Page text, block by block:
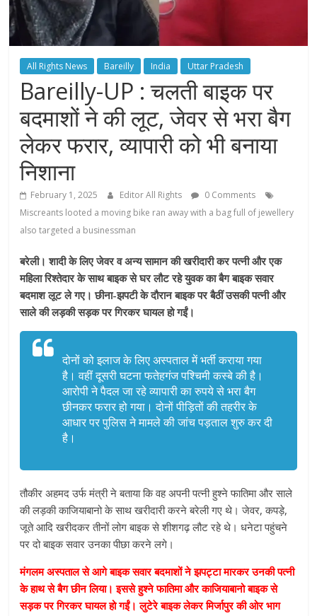
All Rights News Bareilly India Uttar Pradesh
Bareilly-UP : चलती बाइक पर
बदमाशों ने की लूट, जेवर से भरा बैग
लेकर फरार, व्यापारी को भी बनाया
निशाना
February 1, 2025 Editor All Rights
0 Comments
Miscreants looted a moving bike ran away with a bag full of jewellery
also targeted a businessman
बरेली। शादी के लिए जेवर व अन्य सामान की खरीदारी कर पत्नी और एक
महिला रिश्तेदार के साथ बाइक से घर लौट रहे युवक का बैग बाइक सवार
बदमाश लूट ले गए। छीना-झपटी के दौरान बाइक पर बैठीं उसकी पत्नी और
साले की लड़की सड़क पर गिरकर घायल हो गईं।
दोनों को इलाज के लिए अस्पताल में भर्ती कराया गया
है। वहीं दूसरी घटना फतेहगंज पश्चिमी कस्बे की है।
आरोपी ने पैदल जा रहे व्यापारी का रुपये से भरा बैग
छीनकर फरार हो गया। दोनों पीड़ितों की तहरीर के
आधार पर पुलिस ने मामले की जांच पड़ताल शुरु कर दी
है।
तौकीर अहमद उर्फ मंत्री ने बताया कि वह अपनी पत्नी हुश्ने फातिमा और साले
की लड़की काजियाबानो के साथ खरीदारी करने बरेली गए थे। जेवर, कपड़े,
जूते आदि खरीदकर तीनों लोग बाइक से शीशगढ़ लौट रहे थे। धनेटा पहुंचने
पर दो बाइक सवार उनका पीछा करने लगे।
मंगलम अस्पताल से आगे बाइक सवार बदमाशों ने झपट्टा मारकर उनकी पत्नी
के हाथ से बैग छीन लिया। इससे हुश्ने फातिमा और काजियाबानो बाइक से
सड़क पर गिरकर घायल हो गईं। लुटेरे बाइक लेकर मिर्जापुर की ओर भाग